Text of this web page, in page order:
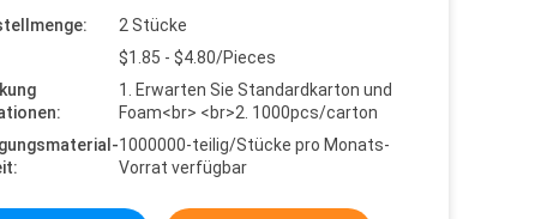
2 Stücke
$1.85 - $4.80/Pieces
1. Erwarten Sie Standardkarton und
Foam<br> <br>2. 1000pcs/carton
1000000-teilig/Stücke pro Monats-
Vorrat verfügbar